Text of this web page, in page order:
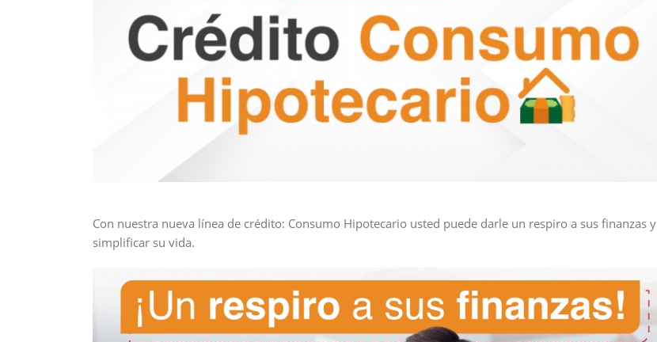
Con nuestra nueva línea de crédito: Consumo Hipotecario usted puede darle un respiro a sus finanzas y
simplificar su vida.